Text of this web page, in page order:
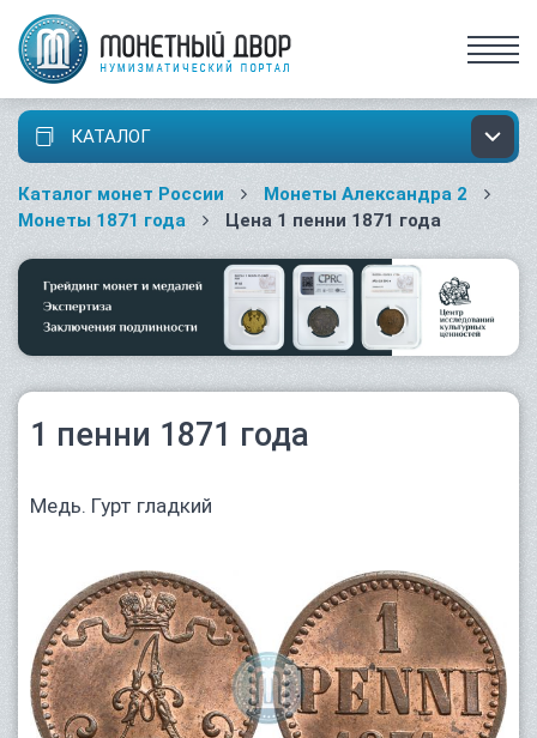
КАТАЛОГ
Каталог монет России
Монеты Александра 2
Монеты 1871 года
Цена 1 пенни 1871 года
1 пенни 1871 года
Медь. Гурт гладкий